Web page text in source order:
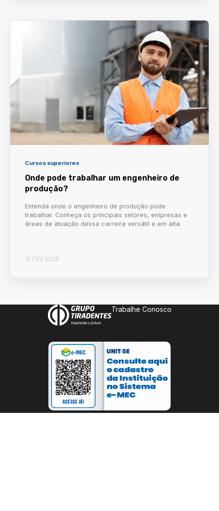
Cursos superiores
Onde pode trabalhar um engenheiro de
produção?
Entenda onde o engenheiro de produção pode
trabalhar. Conheça os principais setores, empresas e
áreas de atuação dessa carreira versátil e em alta.
15 FEV 2026
Trabalhe Conosco